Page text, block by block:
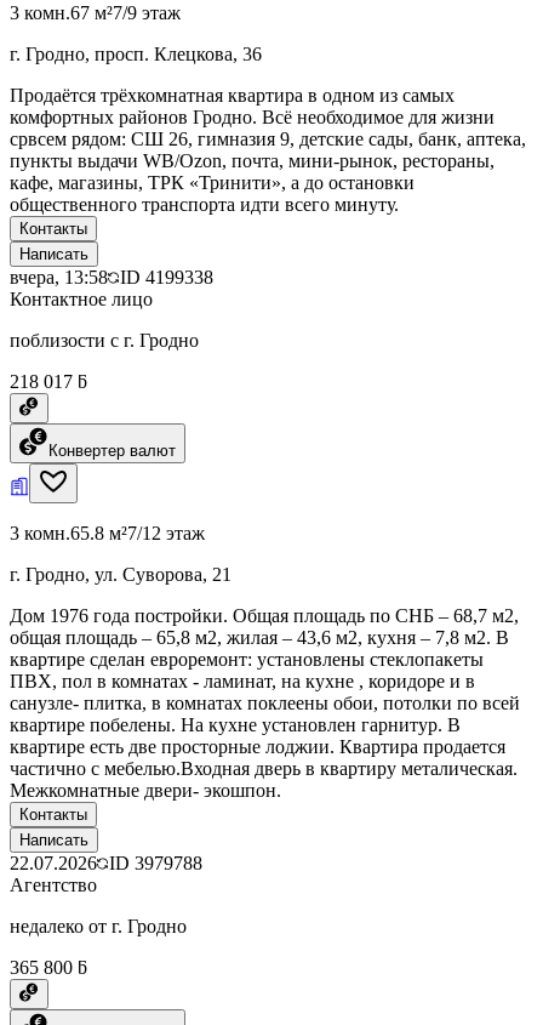
3 комн.67 м²7/9 этаж
г. Гродно, просп. Клецкова, 36
Продаётся трёхкомнатная квартира в одном из самых
комфортных районов Гродно. Всё необходимое для жизни
срвсем рядом: СШ 26, гимназия 9, детские сады, банк, аптека,
пункты выдачи WB/Ozon, почта, мини-рынок, рестораны,
кафе, магазины, ТРК «Тринити», а до остановки
общественного транспорта идти всего минуту.
Контакты
Написать
вчера, 13:58 ID 4199338
Контактное лицо
поблизости с г. Гродно
218 017 ƃ
Конвертер валют
3 комн.65.8 м²7/12 этаж
г. Гродно, ул. Суворова, 21
Дом 1976 года постройки. Общая площадь по СНБ – 68,7 м2,
общая площадь – 65,8 м2, жилая – 43,6 м2, кухня – 7,8 м2. В
квартире сделан евроремонт: установлены стеклопакеты
ПВХ, пол в комнатах - ламинат, на кухне , коридоре и в
санузле- плитка, в комнатах поклеены обои, потолки по всей
квартире побелены. На кухне установлен гарнитур. В
квартире есть две просторные лоджии. Квартира продается
частично с мебелью.Входная дверь в квартиру металическая.
Межкомнатные двери- экошпон.
Контакты
Написать
22.07.2026 ID 3979788
Агентство
недалеко от г. Гродно
365 800 ƃ